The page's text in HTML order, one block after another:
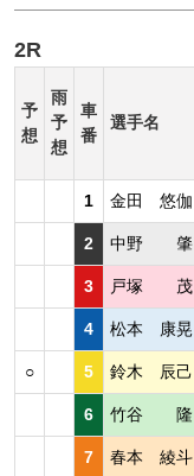
2R
予
想
雨
予
想
車
番
選手名
1 金田 悠伽
2 中野 肇
3 戸塚 茂
4 松本 康晃
○ 5 鈴木 辰己
6 竹谷 隆
7 春本 綾斗